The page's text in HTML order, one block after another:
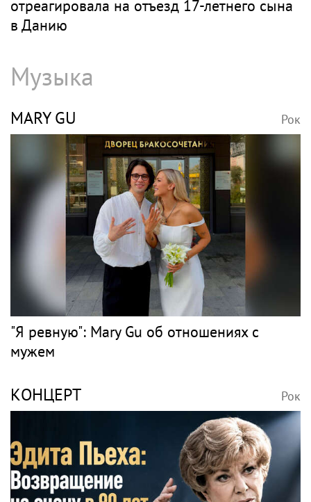
отреагировала на отъезд 17-летнего сына
в Данию
Музыка
MARY GU Рок
"Я ревную": Mary Gu об отношениях с
мужем
КОНЦЕРТ Рок